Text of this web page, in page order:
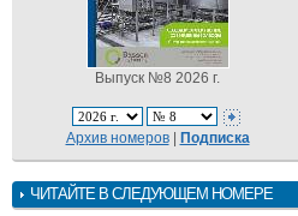
Выпуск №8 2026 г.
Архив номеров| Подписка
ЧИТАЙТЕ В СЛЕДУЮЩЕМ НОМЕРЕ